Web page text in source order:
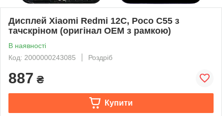
Дисплей Xiaomi Redmi 12C, Poco C55 з
тачскріном (оригінал OEM з рамкою)
В наявності
Код: 2000000243085
Роздріб
887 ₴
Купити